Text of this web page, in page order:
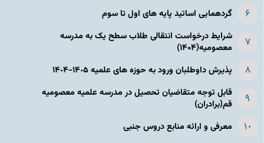
گردهمایی اساتید پایه های اول تا سوم
شرایط درخواست انتقالی طلاب سطح یک به مدرسه
معصومیه(۱۴۰۴)
پذیرش داوطلبان ورود به حوزه های علمیه ١۴٠۵-١۴٠۴
قابل توجه متقاضیان تحصیل در مدرسه علمیه معصومیه
قم(برادران)
معرفی و ارائه منابع دروس جنبی